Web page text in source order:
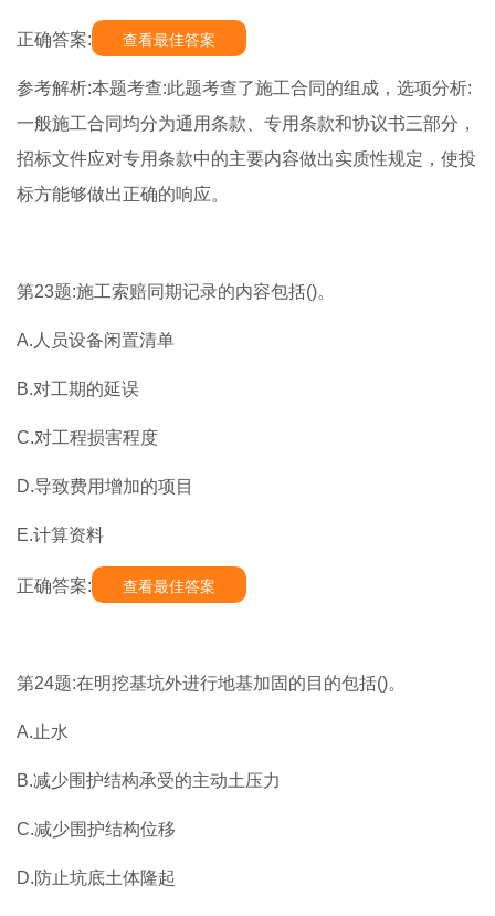
正确答案: 查看最佳答案
参考解析:本题考查:此题考查了施工合同的组成，选项分析:
一般施工合同均分为通用条款、专用条款和协议书三部分，
招标文件应对专用条款中的主要内容做出实质性规定，使投
标方能够做出正确的响应。
第23题:施工索赔同期记录的内容包括()。
A.人员设备闲置清单
B.对工期的延误
C.对工程损害程度
D.导致费用增加的项目
E.计算资料
正确答案: 查看最佳答案
第24题:在明挖基坑外进行地基加固的目的包括()。
A.止水
B.减少围护结构承受的主动土压力
C.减少围护结构位移
D.防止坑底土体隆起